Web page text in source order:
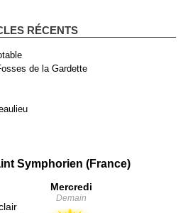
RÉCENTS
de la Gardette
Symphorien (France)
Mercredi
Demain